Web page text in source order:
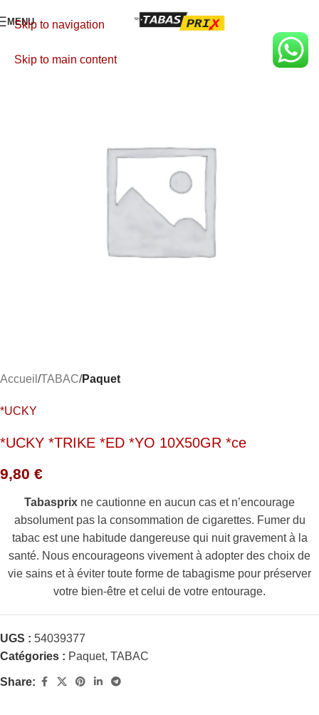
Skip to navigation
Skip to main content
MENU
Accueil TABAC Paquet
*UCKY
*UCKY *TRIKE *ED *YO 10X50GR *ce
9,80 €
Tabasprix ne cautionne en aucun cas et n’encourage
absolument pas la consommation de cigarettes. Fumer du
tabac est une habitude dangereuse qui nuit gravement à la
santé. Nous encourageons vivement à adopter des choix de
vie sains et à éviter toute forme de tabagisme pour préserver
votre bien-être et celui de votre entourage.
UGS : 54039377
Catégories : Paquet, TABAC
Share: